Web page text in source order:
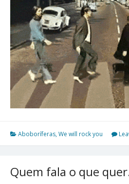
Aboboríferas,We will rock you
Quem fala o que